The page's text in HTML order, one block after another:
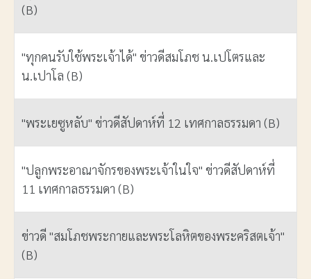
(B)
"ทุกคนรับใช้พระเจ้าได้" ข่าวดีสมโภช น.เปโตรและ
น.เปาโล (B)
"พระเยซูหลับ" ข่าวดีสัปดาห์ที่ 12 เทศกาลธรรมดา (B)
"ปลูกพระอาณาจักรของพระเจ้าในใจ" ข่าวดีสัปดาห์ที่
11 เทศกาลธรรมดา (B)
ข่าวดี "สมโภชพระกายและพระโลหิตของพระคริสตเจ้า"
(B)